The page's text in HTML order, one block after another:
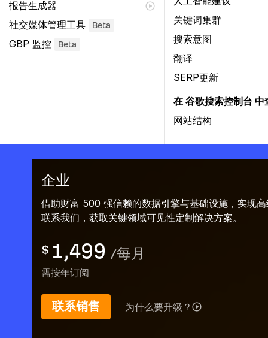
报告生成器
社交媒体管理工具
Beta
GBP 监控 Beta
关键词集群
搜索意图
翻译
SERP更新
在 谷歌搜索控制台 中
网站结构
企业
借助财富 500 强信赖的数据引擎与基础设施，实现
联系我们，获取关键领域可见性定制解决方案。
$ 1,499 /每月
需按年订阅
联系销售 为什么要升级？